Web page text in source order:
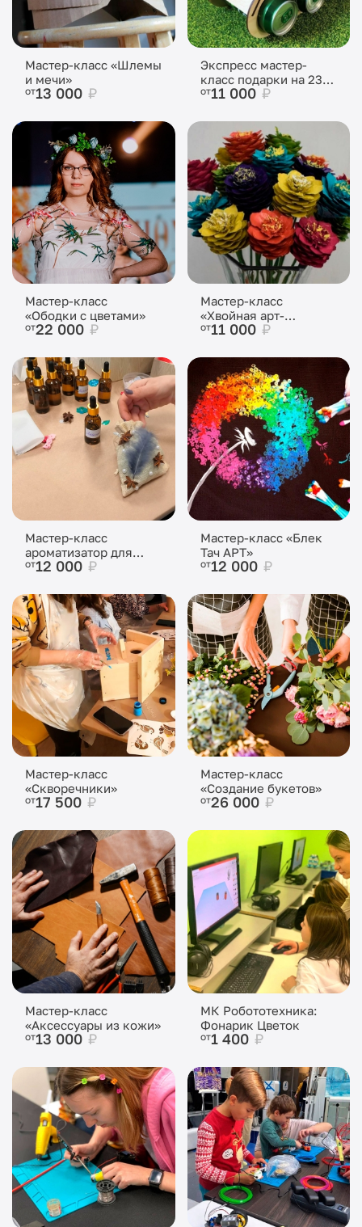
Мастер-класс «Шлемы
и мечи»
от13 000 ₽
Экспресс мастер-
класс подарки на 23
февраля
от11 000 ₽
Мастер-класс
«Ободки с цветами»
от22 000 ₽
Мастер-класс
«Хвойная арт-
терапия»
от11 000 ₽
Мастер-класс
ароматизатор для
дома
от12 000 ₽
Мастер-класс «Блек
Тач АРТ»
от12 000 ₽
Мастер-класс
«Скворечники»
от17 500 ₽
Мастер-класс
«Создание букетов»
от26 000 ₽
Мастер-класс
«Аксессуары из кожи»
от13 000 ₽
МК Робототехника:
Фонарик Цветок
от1 400 ₽